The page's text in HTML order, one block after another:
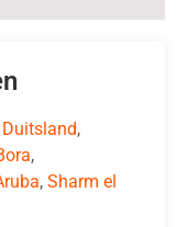
Duitsland,
,
, Sharm el